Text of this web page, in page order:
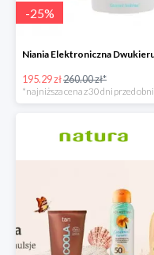
-25%
195.29 zł260.00 zł*